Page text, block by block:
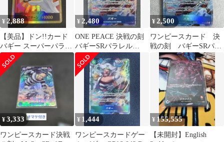
¥ 2,888
【美品】ドン!!カード
バギー スーパーパラレ
ル 金ドン
¥ 2,480
ONE PEACE 決戦の刻
バギーSRパラレル
OP16-048 R★
¥2,500
ワンピースカード 決
戦の刻 バギーSRパラ
レル
¥3,333
ワンピースカード決戦
¥ 1,444
ワンピースカードゲー
¥ 155,555
【未開封】English